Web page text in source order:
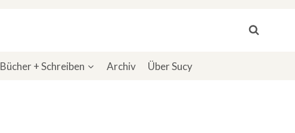
Bücher + Schreiben Archiv Über Sucy